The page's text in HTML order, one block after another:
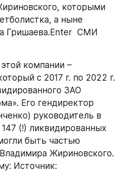
которыми
а ныне
Гришаева.Enter  СМИ
компании –
с 2017 г. по 2022 г.
ЗАО
Его гендиректор
руководитель в
(!) ликвидированных
быть частью
Жириновского.
Источник: